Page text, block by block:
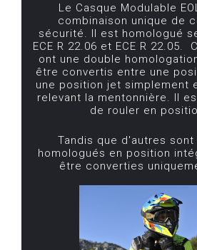
Le Casque Modulable
combinaison unique de
sécurité. Il est homologué
ECE R 22.06 et ECE R 22.05.
ont une double
être convertis entre une
une position jet simplement
relevant la mentonnière. Il
de rouler en
Tandis que d'autres sont
homologués en position
être converties